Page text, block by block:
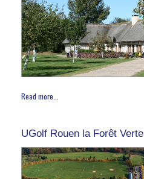
Read more...
UGolf Rouen la Forêt Verte